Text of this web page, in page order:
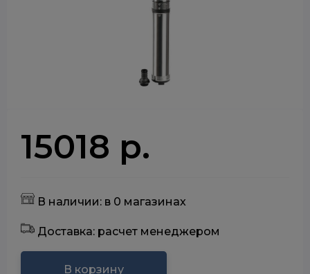
15018 р.
В наличии: в 0 магазинах
Доставка: расчет менеджером
В корзину